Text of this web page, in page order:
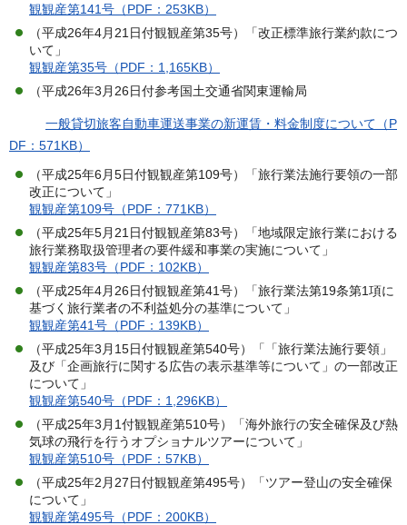
観観産第141号（PDF：253KB）
（平成26年4月21日付観観産第35号）「改正標準旅行業約款につ
いて」
観観産第35号（PDF：1,165KB）
（平成26年3月26日付参考国土交通省関東運輸局
一般貸切旅客自動車運送事業の新運賃・料金制度について（P
DF：571KB）
（平成25年6月5日付観観産第109号）「旅行業法施行要領の一部
改正について」
観観産第109号（PDF：771KB）
（平成25年5月21日付観観産第83号）「地域限定旅行業における
旅行業務取扱管理者の要件緩和事業の実施について」
観観産第83号（PDF：102KB）
（平成25年4月26日付観観産第41号）「旅行業法第19条第1項に
基づく旅行業者の不利益処分の基準について」
観観産第41号（PDF：139KB）
（平成25年3月15日付観観産第540号）「「旅行業法施行要領」
及び「企画旅行に関する広告の表示基準等について」の一部改正
について」
観観産第540号（PDF：1,296KB）
（平成25年3月1付観観産第510号）「海外旅行の安全確保及び熱
気球の飛行を行うオプショナルツアーについて」
観観産第510号（PDF：57KB）
（平成25年2月27日付観観産第495号）「ツアー登山の安全確保
について」
観観産第495号（PDF：200KB）